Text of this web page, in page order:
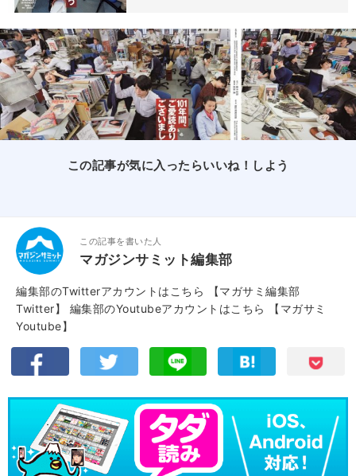
この記事が気に入ったらいいね！しよう
この記事を書いた人
マガジンサミット編集部
編集部のTwitterアカウントはこちら
【マガサミ編集部
Twitter】
編集部のYoutubeアカウントはこちら
【マガサミ
Youtube】